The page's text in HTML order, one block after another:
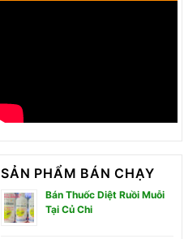
SẢN PHẨM BÁN CHẠY
Bán Thuốc Diệt Ruồi Muỗi
Tại Củ Chi